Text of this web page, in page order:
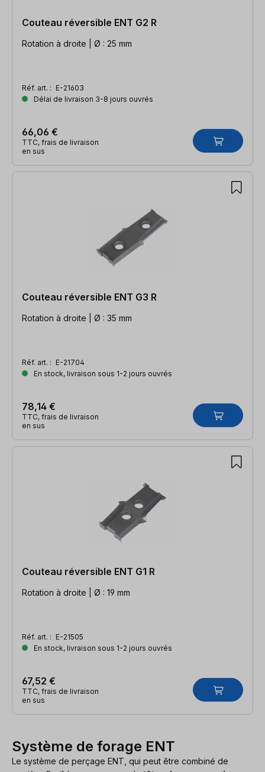
Couteau réversible ENT G2 R
Rotation à droite | Ø : 25 mm
Réf. art. : E-21603
Délai de livraison 3-8 jours ouvrés
66,06 €
TTC, frais de livraison
en sus
Couteau réversible ENT G3 R
Rotation à droite | Ø : 35 mm
Réf. art. : E-21704
En stock, livraison sous 1-2 jours ouvrés
78,14 €
TTC, frais de livraison
en sus
Couteau réversible ENT G1 R
Rotation à droite | Ø : 19 mm
Réf. art. : E-21505
En stock, livraison sous 1-2 jours ouvrés
67,52 €
TTC, frais de livraison
en sus
Système de forage ENT
Le système de perçage ENT, qui peut être combiné de